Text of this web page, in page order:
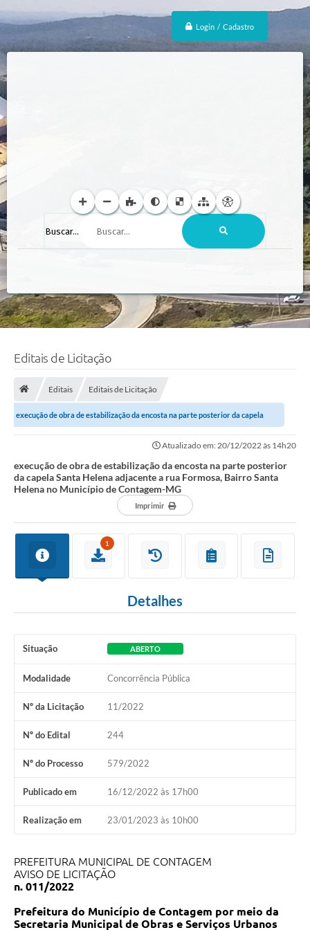
Login / Cadastro
Buscar...
Editais de Licitação
Editais Editais de Licitação
execução de obra de estabilização da encosta na parte posterior da capela
Atualizado em: 20/12/2022 às 14h20
execução de obra de estabilização da encosta na parte posterior
da capela Santa Helena adjacente a rua Formosa, Bairro Santa
Helena no Município de Contagem-MG
Imprimir
1
Detalhes
Situação ABERTO
Modalidade Concorrência Pública
Nº da Licitação 11/2022
Nº do Edital 244
Nº do Processo 579/2022
Publicado em 16/12/2022 às 17h00
Realização em 23/01/2023 às 10h00
PREFEITURA MUNICIPAL DE CONTAGEM
AVISO DE LICITAÇÃO
n. 011/2022
Prefeitura do Município de Contagem por meio da
Secretaria Municipal de Obras e Serviços Urbanos